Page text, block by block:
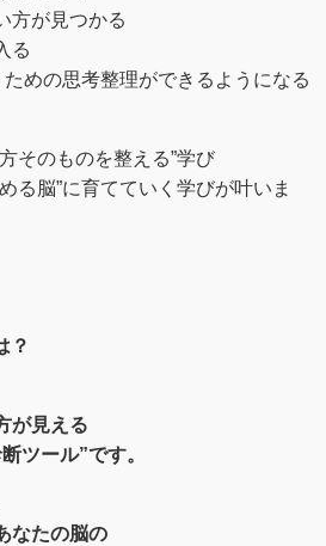
方が見つかる
る
ための思考整理ができるようになる
そのものを整える”学び
る脳”に育てていく学びが叶いま
？
が⾒える
ツール”です。
なたの脳の